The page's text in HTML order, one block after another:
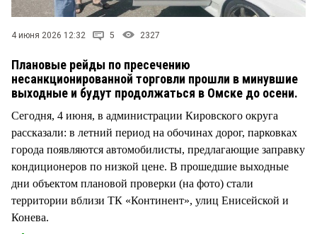
4 июня 2026 12:32 5 2327
Плановые рейды по пресечению
несанкционированной торговли прошли в минувшие
выходные и будут продолжаться в Омске до осени.
Сегодня, 4 июня, в администрации Кировского округа
рассказали: в летний период на обочинах дорог, парковках
города появляются автомобилисты, предлагающие заправку
кондиционеров по низкой цене. В прошедшие выходные
дни объектом плановой проверки (на фото) стали
территории вблизи ТК «Континент», улиц Енисейской и
Конева.